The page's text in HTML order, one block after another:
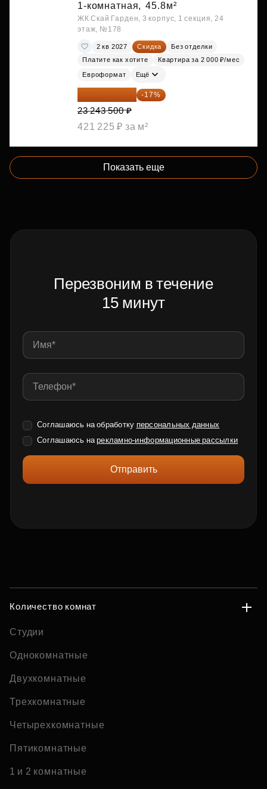
1-комнатная, 45.8м²
ЖК Скай Гарден, 3 корпус, 1 секция, 24
этаж, №178
2 кв 2027 Скидка
Без отделки
Платите как хотите
Квартира за 2 000 ₽/мес
Евроформат Ещё
19 292 105 ₽ -17%
23 243 500 ₽
421 225 ₽ за м²
Показать еще
Перезвоним в течение
15 минут
Соглашаюсь на обработку персональных данных
Соглашаюсь нарекламно-информационные рассылки
Отправить
Количество комнат
Студии
Однокомнатные
Двухкомнатные
Трехкомнатные
Четырехкомнатные
Пятикомнатные
1 и 2 комнатные